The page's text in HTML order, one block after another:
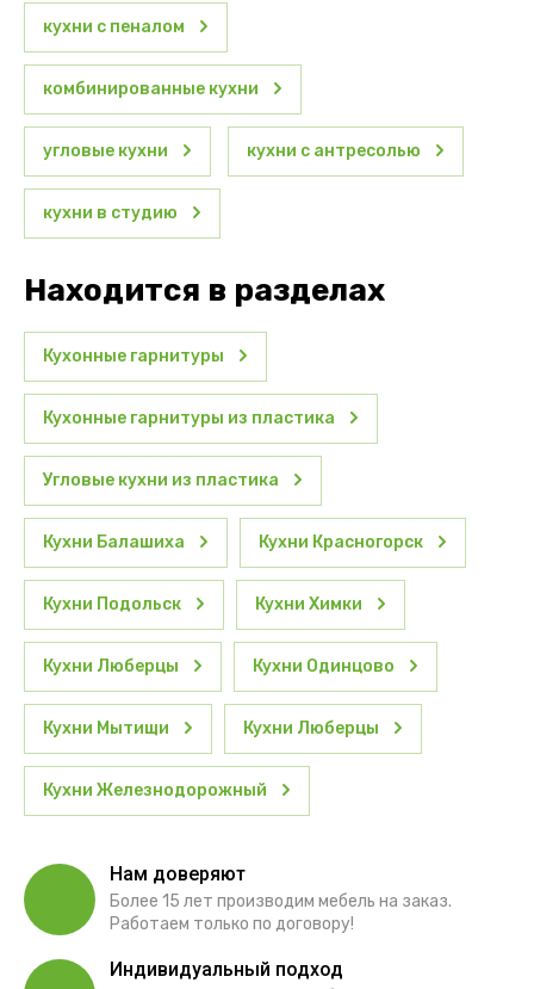
кухни с пеналом
комбинированные кухни
угловые кухни кухни с антресолью
кухни в студию
Находится в разделах
Кухонные гарнитуры
Кухонные гарнитуры из пластика
Угловые кухни из пластика
Кухни Балашиха Кухни Красногорск
Кухни Подольск Кухни Химки
Кухни Люберцы Кухни Одинцово
Кухни Мытищи Кухни Люберцы
Кухни Железнодорожный
Нам доверяют
Более 15 лет производим мебель на заказ.
Работаем только по договору!
Индивидуальный подход